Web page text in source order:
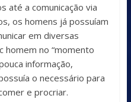
até a comunicação via
os homens já possuíam
em diversas
homem no “momento
informação,
o necessário para
e procriar.